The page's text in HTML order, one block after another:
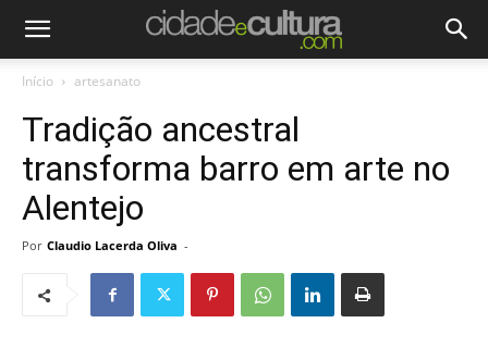
Início artesanato
Tradição ancestral
transforma barro em arte no
Alentejo
Por Claudio Lacerda Oliva -